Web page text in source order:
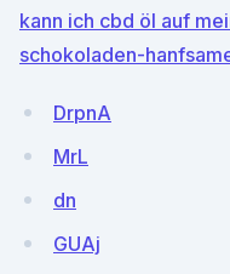
kann ich cbd öl auf
schokoladen-
DrpnA
MrL
dn
GUAj